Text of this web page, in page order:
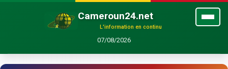
Cameroun24.net
L'information en continu
07/08/2026